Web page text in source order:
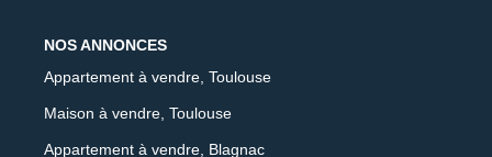
NOS ANNONCES
Appartement à vendre, Toulouse
Maison à vendre, Toulouse
Appartement à vendre, Blagnac